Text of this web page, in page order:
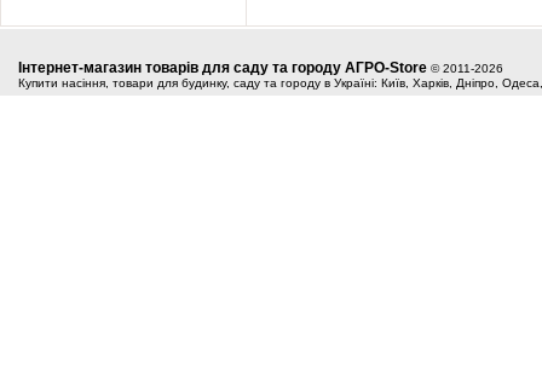
Інтернет-магазин товарів для саду та городу АГРО-Store © 2011-2026
Купити насіння, товари для будинку, саду та городу в Україні: Київ, Харків, Дніпро,